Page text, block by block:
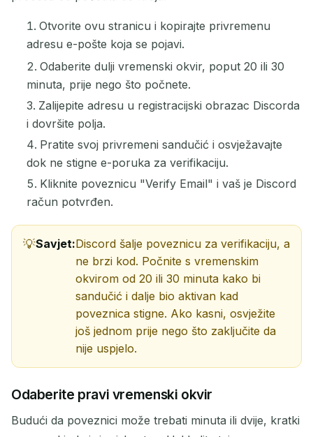
Otvorite ovu stranicu i kopirajte privremenu
adresu e-pošte koja se pojavi.
Odaberite dulji vremenski okvir, poput 20 ili 30
minuta, prije nego što počnete.
Zalijepite adresu u registracijski obrazac Discorda
i dovršite polja.
Pratite svoj privremeni sandučić i osvježavajte
dok ne stigne e-poruka za verifikaciju.
Kliknite poveznicu "Verify Email" i vaš je Discord
račun potvrđen.
Savjet:Discord šalje poveznicu za verifikaciju, a
ne brzi kod. Počnite s vremenskim
okvirom od 20 ili 30 minuta kako bi
sandučić i dalje bio aktivan kad
poveznica stigne. Ako kasni, osvježite
još jednom prije nego što zaključite da
nije uspjelo.
Odaberite pravi vremenski okvir
Budući da poveznici može trebati minuta ili dvije, kratki